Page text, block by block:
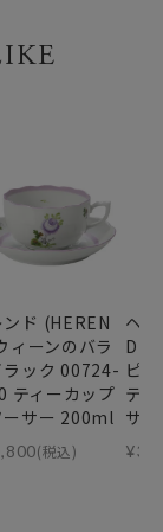
ンド (HEREN
ィーンのバラ
ラック 00724-
ティーカップ
ーサー 200ml
(税込)
ヘ
D)
ピ
テ
サ
¥